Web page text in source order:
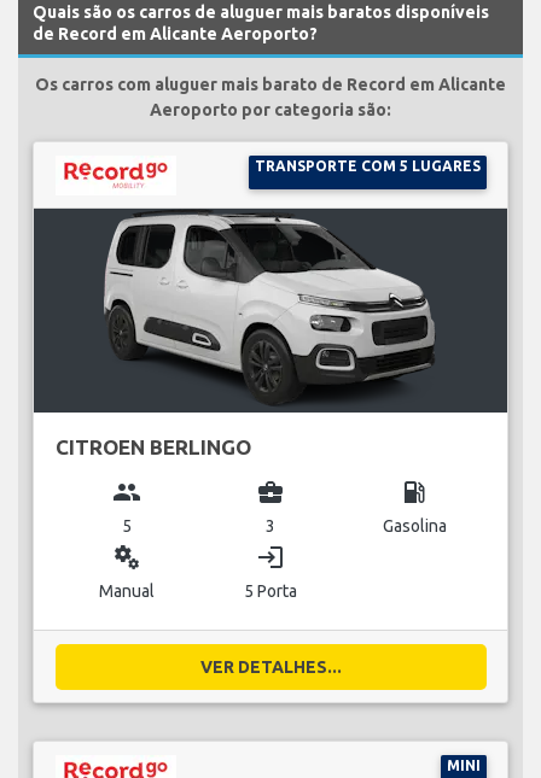
Quais são os carros de aluguer mais baratos disponíveis
de Record em Alicante Aeroporto?
Os carros com aluguer mais barato de Record em Alicante
Aeroporto por categoria são:
TRANSPORTE COM 5 LUGARES
CITROEN BERLINGO
group
5
business_center
3
local_gas_station
Gasolina
miscellaneous_services
Manual
login
5 Porta
VER DETALHES...
MINI